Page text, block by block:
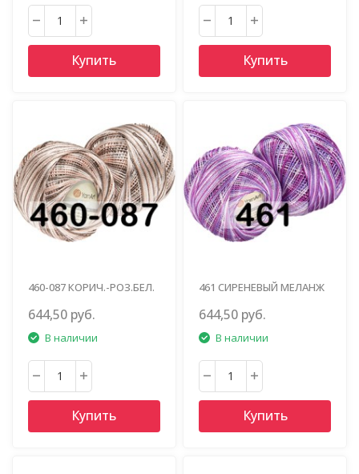
Купить Купить
460-087 КОРИЧ.-РОЗ.БЕЛ.
644,50 руб.
В наличии
Купить
461 СИРЕНЕВЫЙ МЕЛАНЖ
644,50 руб.
В наличии
Купить